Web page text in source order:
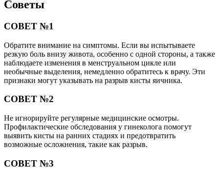
Советы
СОВЕТ №1
Обратите внимание на симптомы. Если вы испытываете
резкую боль внизу живота, особенно с одной стороны, а также
наблюдаете изменения в менструальном цикле или
необычные выделения, немедленно обратитесь к врачу. Эти
признаки могут указывать на разрыв кисты яичника.
СОВЕТ №2
Не игнорируйте регулярные медицинские осмотры.
Профилактические обследования у гинеколога помогут
выявить кисты на ранних стадиях и предотвратить
возможные осложнения, такие как разрыв.
СОВЕТ №3